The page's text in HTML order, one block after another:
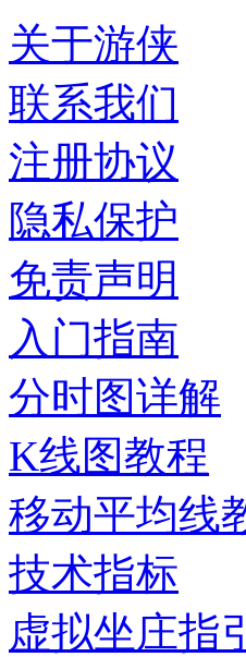
关于游侠
联系我们
注册协议
隐私保护
免责声明
入门指南
分时图详解
K线图教程
移动平均线
技术指标
虚拟坐庄指引